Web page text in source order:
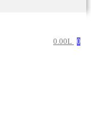
0.00L 0